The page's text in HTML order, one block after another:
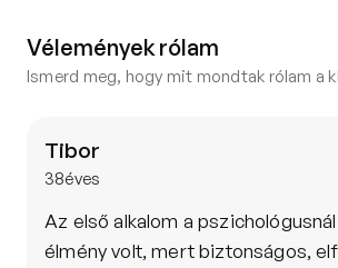
Vélemények rólam
Ismerd meg, hogy mit mondtak rólam a
Tibor
38éves
Az első alkalom a
élmény volt, mert biztonságos,